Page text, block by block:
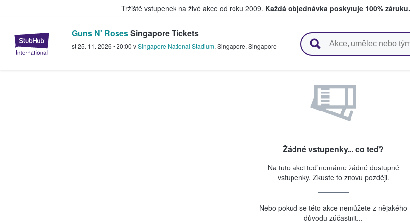
Tržiště vstupenek na živé akce od roku 2009. Každá objednávka poskytuje 100% záruku.
StubHub – Místo, kde fanoušci kupují a prodávají vstupenky
Guns N' RosesSingapore Tickets
st 25. 11. 2026 •20:00 vSingapore National Stadium, Singapore, Singapore
Žádné vstupenky... co teď?
Na tuto akci teď nemáme žádné dostupné
vstupenky. Zkuste to znovu později.
Nebo pokud se této akce nemůžete z nějakého
důvodu zúčastnit...